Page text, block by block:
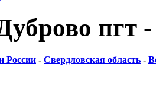
пгт
России - Свердловская область -